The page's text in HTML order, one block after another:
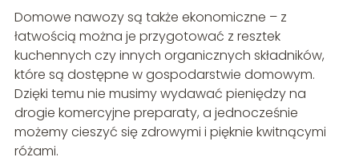
Domowe nawozy są także ekonomiczne – z
łatwością można je przygotować z resztek
kuchennych czy innych organicznych składników,
które są dostępne w gospodarstwie domowym.
Dzięki temu nie musimy wydawać pieniędzy na
drogie komercyjne preparaty, a jednocześnie
możemy cieszyć się zdrowymi i pięknie kwitnącymi
różami.